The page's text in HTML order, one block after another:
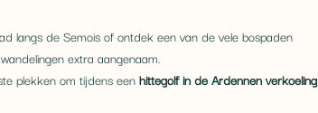
langs de Semois of ontdek een van de vele bospaden
extra aangenaam.
plekken om tijdens een hittegolf in de Ardennen verkoeling